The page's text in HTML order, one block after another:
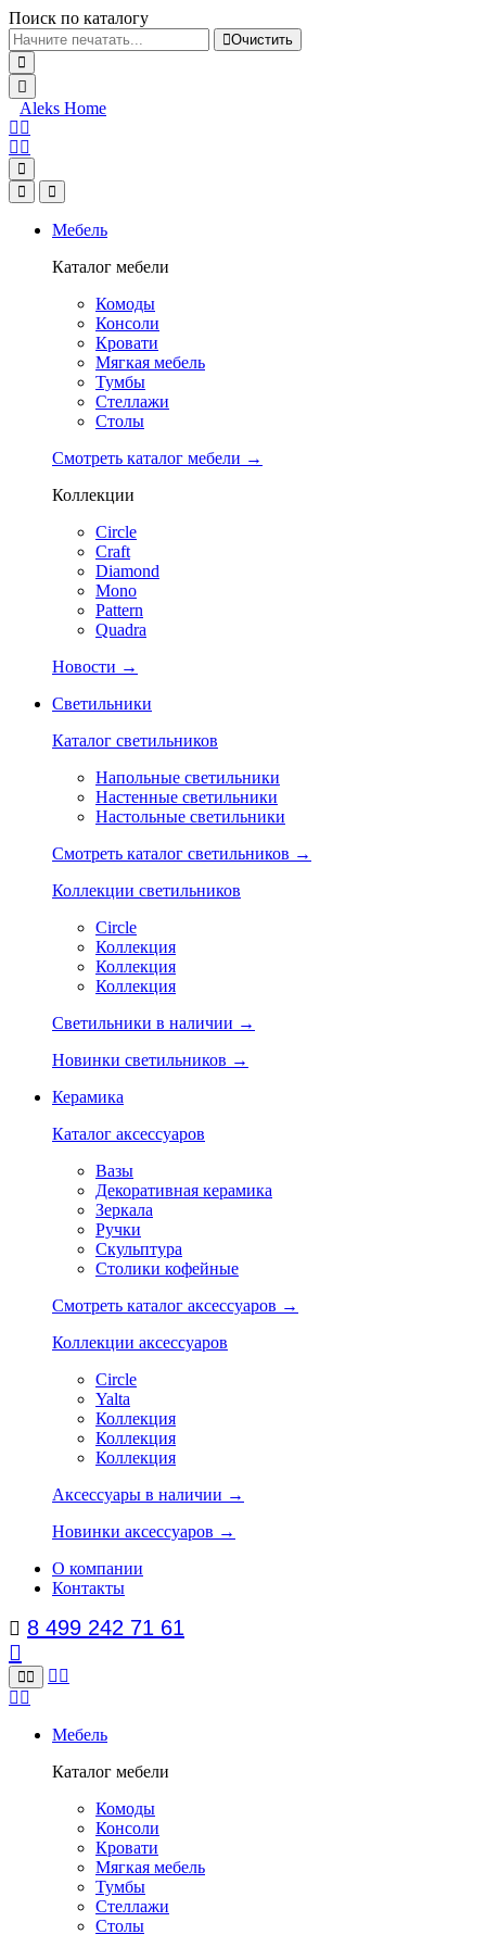
Поиск по каталогу
Очистить
Aleks Home
Мебель
Каталог мебели
Комоды
Консоли
Кровати
Мягкая мебель
Тумбы
Стеллажи
Столы
Смотреть каталог мебели →
Коллекции
Circle
Craft
Diamond
Mono
Pattern
Quadra
Новости →
Светильники
Каталог светильников
Напольные светильники
Настенные светильники
Настольные светильники
Смотреть каталог светильников →
Коллекции светильников
Circle
Коллекция
Коллекция
Коллекция
Светильники в наличии →
Новинки светильников →
Керамика
Каталог аксессуаров
Вазы
Декоративная керамика
Зеркала
Ручки
Скульптура
Столики кофейные
Смотреть каталог аксессуаров →
Коллекции аксессуаров
Circle
Yalta
Коллекция
Коллекция
Коллекция
Аксессуары в наличии →
Новинки аксессуаров →
О компании
Контакты
8 499 242 71 61
Мебель
Каталог мебели
Комоды
Консоли
Кровати
Мягкая мебель
Тумбы
Стеллажи
Столы